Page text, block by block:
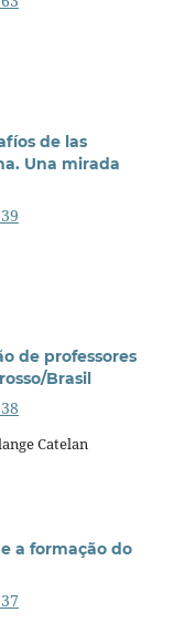
de las
Una mirada
de professores
Brasil
Catelan
a formação do